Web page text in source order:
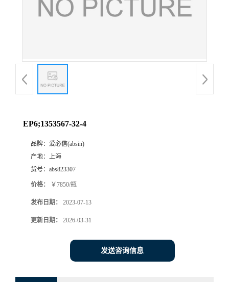
EP6;1353567-32-4
品牌： 爱必信(absin)
产地： 上海
货号： abs823307
价格： ￥7850/瓶
发布日期： 2023-07-13
更新日期： 2026-03-31
发送咨询信息